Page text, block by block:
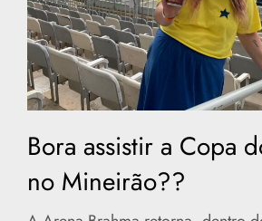
Bora assistir a Copa
no Mineirão??